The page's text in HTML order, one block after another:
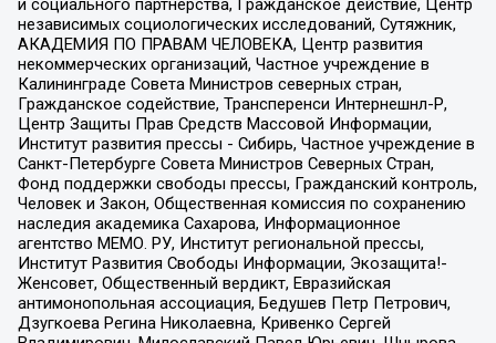
и социального партнерства, Гражданское действие, Центр
независимых социологических исследований, Сутяжник,
АКАДЕМИЯ ПО ПРАВАМ ЧЕЛОВЕКА, Центр развития
некоммерческих организаций, Частное учреждение в
Калининграде Совета Министров северных стран,
Гражданское содействие, Трансперенси Интернешнл-Р,
Центр Защиты Прав Средств Массовой Информации,
Институт развития прессы - Сибирь, Частное учреждение в
Санкт-Петербурге Совета Министров Северных Стран,
Фонд поддержки свободы прессы, Гражданский контроль,
Человек и Закон, Общественная комиссия по сохранению
наследия академика Сахарова, Информационное
агентство МЕМО. РУ, Институт региональной прессы,
Институт Развития Свободы Информации, Экозащита!-
Женсовет, Общественный вердикт, Евразийская
антимонопольная ассоциация, Бедушев Петр Петрович,
Дзугкоева Регина Николаевна, Кривенко Сергей